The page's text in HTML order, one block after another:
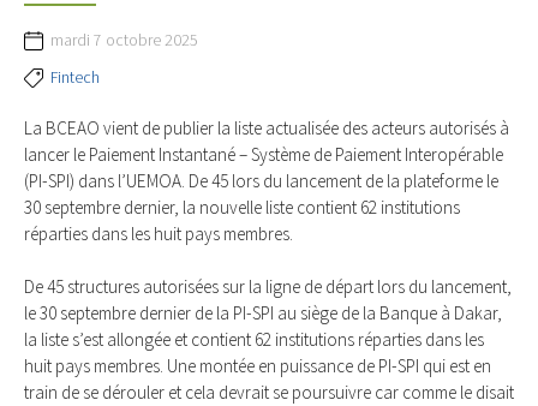
mardi 7 octobre 2025
Fintech
La BCEAO vient de publier la liste actualisée des acteurs autorisés à
lancer le Paiement Instantané – Système de Paiement Interopérable
(PI-SPI) dans l’UEMOA. De 45 lors du lancement de la plateforme le
30 septembre dernier, la nouvelle liste contient 62 institutions
réparties dans les huit pays membres.
De 45 structures autorisées sur la ligne de départ lors du lancement,
le 30 septembre dernier de la PI-SPI au siège de la Banque à Dakar,
la liste s’est allongée et contient 62 institutions réparties dans les
huit pays membres. Une montée en puissance de PI-SPI qui est en
train de se dérouler et cela devrait se poursuivre car comme le disait